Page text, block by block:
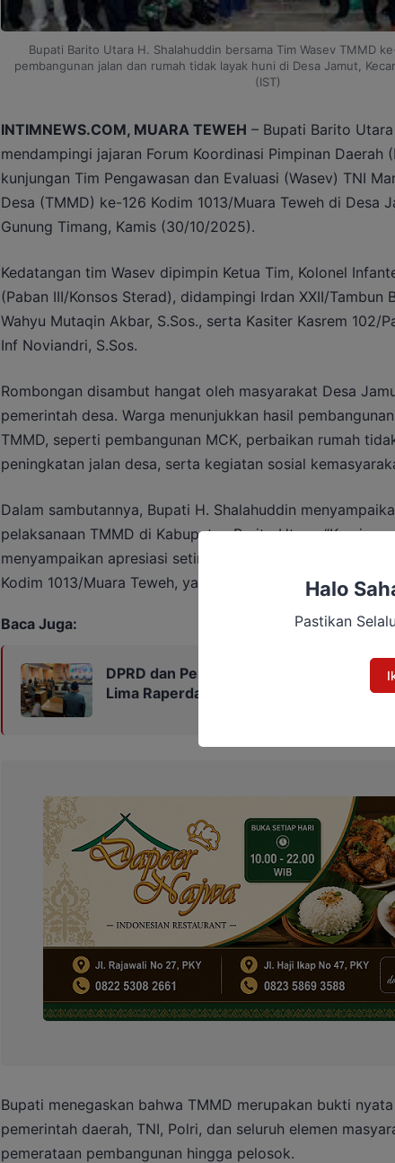
Bupati Barito Utara H. Shalahuddin bersama Tim Wasev TMMD
pembangunan jalan dan rumah tidak layak huni di Desa Jamut,
(IST)
INTIMNEWS.COM, MUARA TEWEH – Bupati Barito
mendampingi jajaran Forum Koordinasi Pimpinan Daerah
kunjungan Tim Pengawasan dan Evaluasi (Wasev) TNI
Desa (TMMD) ke-126 Kodim 1013/Muara Teweh di Desa
Gunung Timang, Kamis (30/10/2025).
Kedatangan tim Wasev dipimpin Ketua Tim, Kolonel
(Paban III/Konsos Sterad), didampingi Irdan XXII/Tambun
Wahyu Mutaqin Akbar, S.Sos., serta Kasiter Kasrem 102/
Inf Noviandri, S.Sos.
Rombongan disambut hangat oleh masyarakat Desa
pemerintah desa. Warga menunjukkan hasil
TMMD, seperti pembangunan MCK, perbaikan rumah
peningkatan jalan desa, serta kegiatan sosial
Dalam sambutannya, Bupati H. Shalahuddin
pelaksanaan TMMD di Kabupaten Barito Utara. “Kami
menyampaikan apresiasi setinggi-tingginya kepada jajaran
Kodim 1013/Muara Teweh, yang bekerja dengan dedikasi
Baca Juga:
DPRD dan Pemkab Barito Utara
Lima Raperda
Bupati menegaskan bahwa TMMD merupakan bukti
pemerintah daerah, TNI, Polri, dan seluruh elemen
pemerataan pembangunan hingga pelosok.
Halo
Pastikan